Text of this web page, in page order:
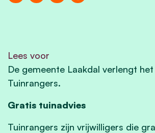
Lees voor
De gemeente Laakdal verlengt
Tuinrangers.
Gratis tuinadvies
Tuinrangers zijn vrijwilligers die